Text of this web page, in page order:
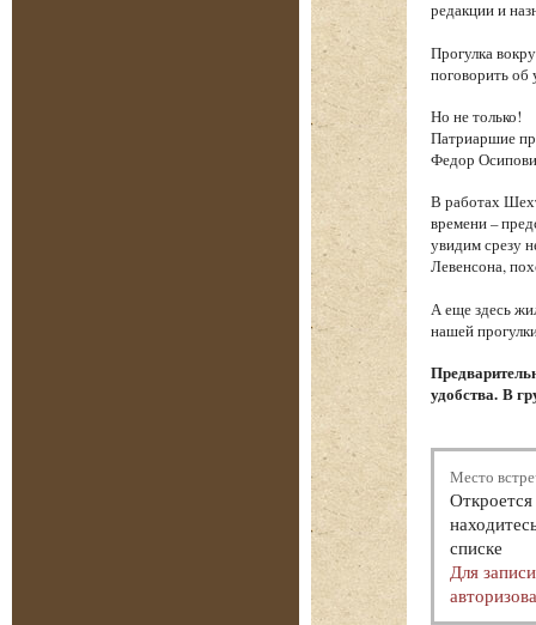
редакции и
Прогулка
поговорить об
Но не только!
Патриаршие
Федор
В работах
времени –
увидим срезу
Левенсона,
А еще здесь
нашей
удобства. В
Место
списке
Для